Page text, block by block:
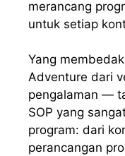
merancang
untuk setiap
Yang
Adventure dari
pengalaman —
SOP yang
program: dari
perancangan